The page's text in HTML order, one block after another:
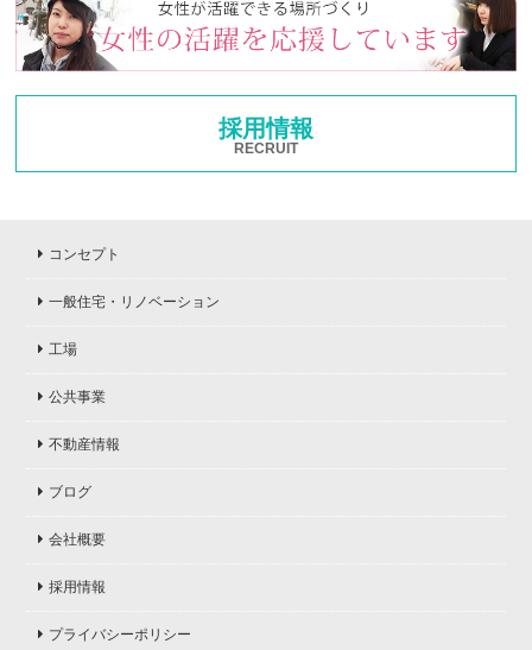
採用情報
RECRUIT
コンセプト
一般住宅・リノベーション
工場
公共事業
不動産情報
ブログ
会社概要
採用情報
プライバシーポリシー